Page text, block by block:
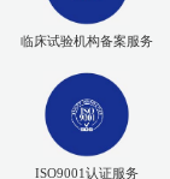
临床试验机构备案服务
ISO9001认证服务